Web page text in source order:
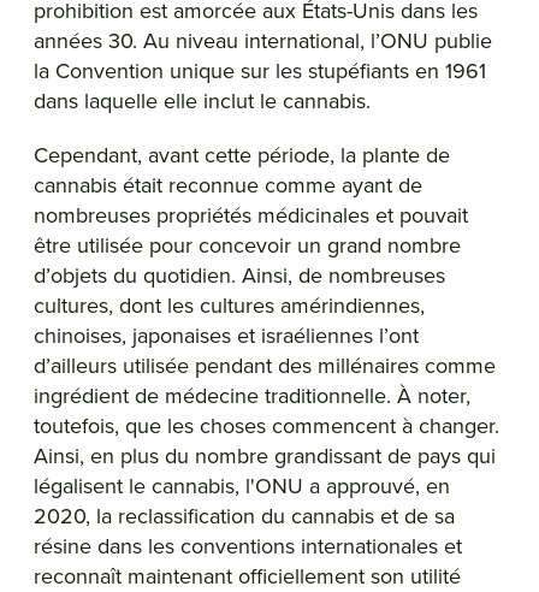
prohibition est amorcée aux États-Unis dans les
années 30. Au niveau international, l’ONU publie
la Convention unique sur les stupéfiants en 1961
dans laquelle elle inclut le cannabis.
Cependant, avant cette période, la plante de
cannabis était reconnue comme ayant de
nombreuses propriétés médicinales et pouvait
être utilisée pour concevoir un grand nombre
d’objets du quotidien. Ainsi, de nombreuses
cultures, dont les cultures amérindiennes,
chinoises, japonaises et israéliennes l’ont
d’ailleurs utilisée pendant des millénaires comme
ingrédient de médecine traditionnelle. À noter,
toutefois, que les choses commencent à changer.
Ainsi, en plus du nombre grandissant de pays qui
légalisent le cannabis, l'ONU a approuvé, en
2020, la reclassification du cannabis et de sa
résine dans les conventions internationales et
reconnaît maintenant officiellement son utilité